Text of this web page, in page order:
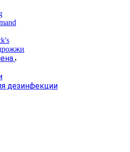
дезинфекции